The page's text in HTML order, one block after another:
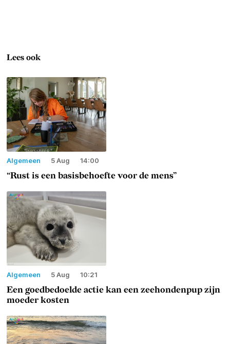
Lees ook
Algemeen 5 Aug 14:00
“Rust is een basisbehoefte voor de mens”
Algemeen 5 Aug 10:21
Een goedbedoelde actie kan een zeehondenpup zijn
moeder kosten